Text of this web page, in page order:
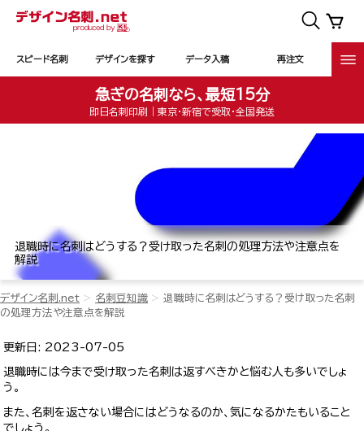
スピード名刺 デザインを探す データ入稿 再注文
急ぎの名刺なら、最短15分
即日名刺印刷｜東京・新宿で受取・全国発送
退職時に名刺はどうする？受け取った名刺の処理方法や注意点を
解説
デザイン名刺.net 名刺豆知識
退職時に名刺はどうする？受け取った名刺
の処理方法や注意点を解説
更新日: 2023-07-05
退職時には今まで受け取った名刺は返すべきかと悩む人も多いでしょ
う。
また、名刺を返さない場合にはどうなるのか、気になるかたもいること
でしょう。